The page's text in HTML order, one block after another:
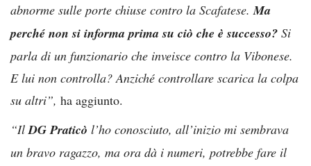
abnorme sulle porte chiuse contro la Scafatese.Ma
perché non si informa prima su ciò che è successo? Si
parla di un funzionario che inveisce contro la Vibonese.
E lui non controlla? Anziché controllare scarica la colpa
su altri”, ha aggiunto.
“IlDG Praticò l’ho conosciuto, all’inizio mi sembrava
un bravo ragazzo, ma ora dà i numeri, potrebbe fare il